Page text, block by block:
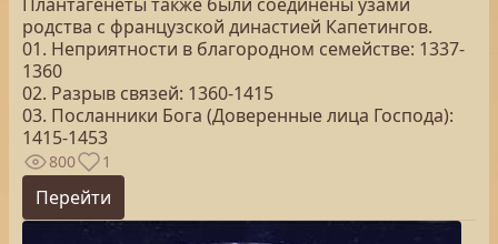
родства с французской династией Капетингов.
01. Неприятности в благородном семействе: 1337-
1360
02. Разрыв связей: 1360-1415
03. Посланники Бога (Доверенные лица Господа):
1415-1453
800 1
Перейти